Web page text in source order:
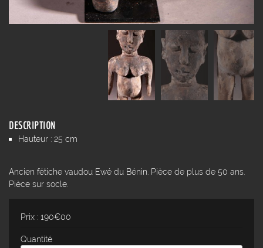
DESCRIPTION
Hauteur : 25 cm
Ancien fétiche vaudou Ewé du Bénin. Pièce de plus de 50 ans.
Pièce sur socle.
Prix : 190€00
Quantité